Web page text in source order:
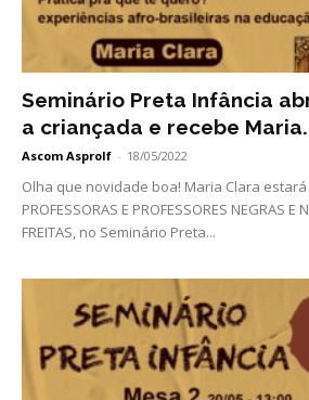
Seminário Preta Infância
a criançada e recebe
Ascom Asprolf - 18/05/2022
Olha que novidade boa! Maria Clara estará
PROFESSORAS E PROFESSORES NEGRAS E
FREITAS, no Seminário Preta...